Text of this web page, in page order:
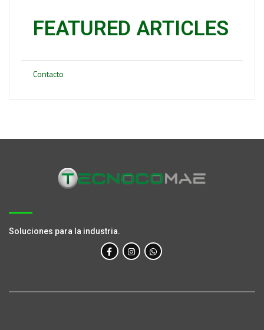
FEATURED ARTICLES
Contacto
Soluciones para la industria.